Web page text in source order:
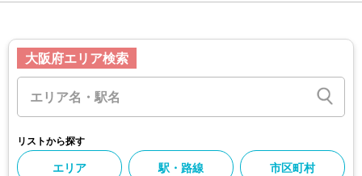
大阪府エリア検索
リストから探す
エリア 駅・路線 市区町村